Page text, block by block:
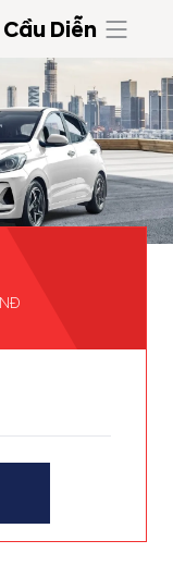
Diễn